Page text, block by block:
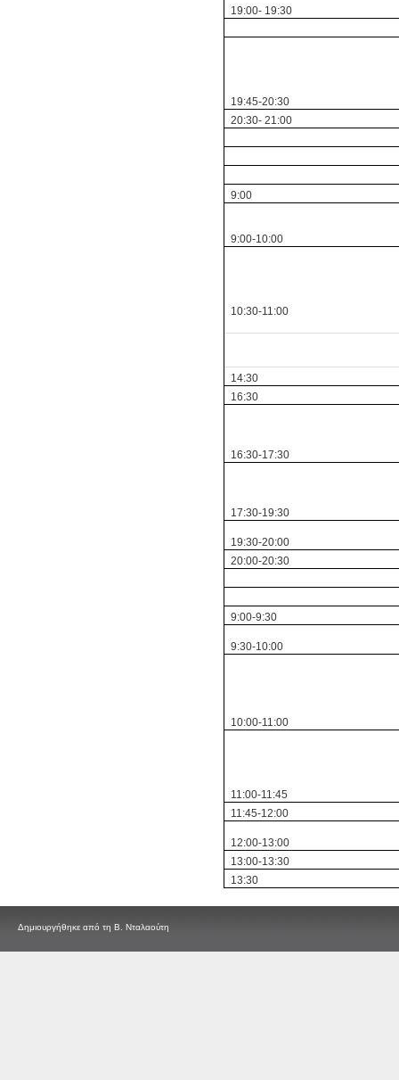
19:00- 19:30
19:45-20:30
20:30- 21:00
9:00
9:00-10:00
10:30-11:00
14:30
16:30
16:30-17:30
17:30-19:30
19:30-20:00
20:00-20:30
9:00-9:30
9:30-10:00
10:00-11:00
11:00-11:45
11:45-12:00
12:00-13:00
13:00-13:30
13:30
Δημιουργήθηκε από τη Β. Νταλαούτη